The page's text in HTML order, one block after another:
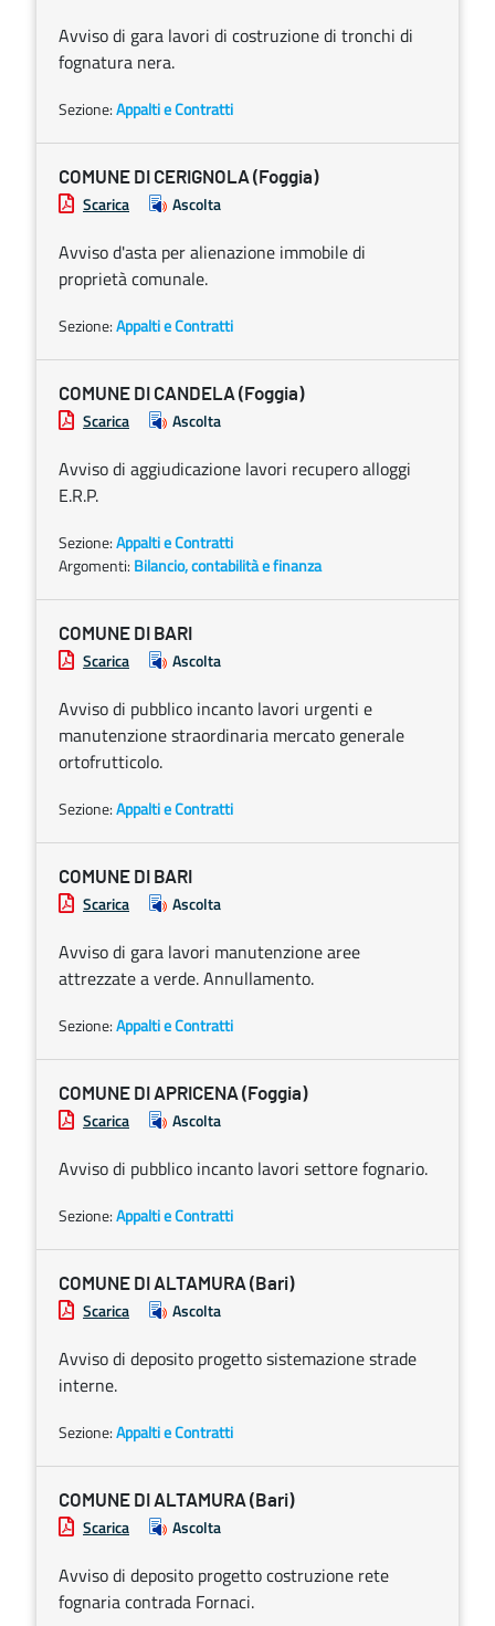
Avviso di gara lavori di costruzione di tronchi di
fognatura nera.
Sezione:Appalti e Contratti
COMUNE DI CERIGNOLA (Foggia)
Scarica Ascolta
Avviso d'asta per alienazione immobile di
proprietà comunale.
Sezione:Appalti e Contratti
COMUNE DI CANDELA (Foggia)
Scarica Ascolta
Avviso di aggiudicazione lavori recupero alloggi
E.R.P.
Sezione:Appalti e Contratti
Argomenti: Bilancio, contabilità e finanza
COMUNE DI BARI
Scarica Ascolta
Avviso di pubblico incanto lavori urgenti e
manutenzione straordinaria mercato generale
ortofrutticolo.
Sezione:Appalti e Contratti
COMUNE DI BARI
Scarica Ascolta
Avviso di gara lavori manutenzione aree
attrezzate a verde. Annullamento.
Sezione:Appalti e Contratti
COMUNE DI APRICENA (Foggia)
Scarica Ascolta
Avviso di pubblico incanto lavori settore fognario.
Sezione:Appalti e Contratti
COMUNE DI ALTAMURA (Bari)
Scarica Ascolta
Avviso di deposito progetto sistemazione strade
interne.
Sezione:Appalti e Contratti
COMUNE DI ALTAMURA (Bari)
Scarica Ascolta
Avviso di deposito progetto costruzione rete
fognaria contrada Fornaci.